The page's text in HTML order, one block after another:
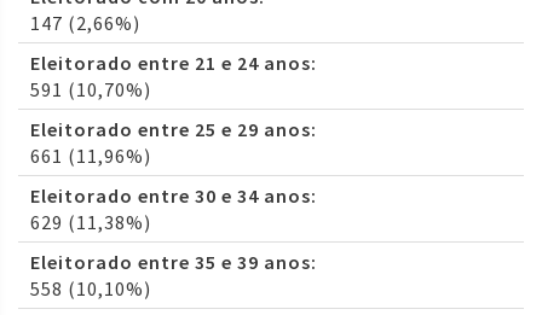
147 (2,66%)
Eleitorado entre 21 e 24 anos:
591 (10,70%)
Eleitorado entre 25 e 29 anos:
661 (11,96%)
Eleitorado entre 30 e 34 anos:
629 (11,38%)
Eleitorado entre 35 e 39 anos:
558 (10,10%)